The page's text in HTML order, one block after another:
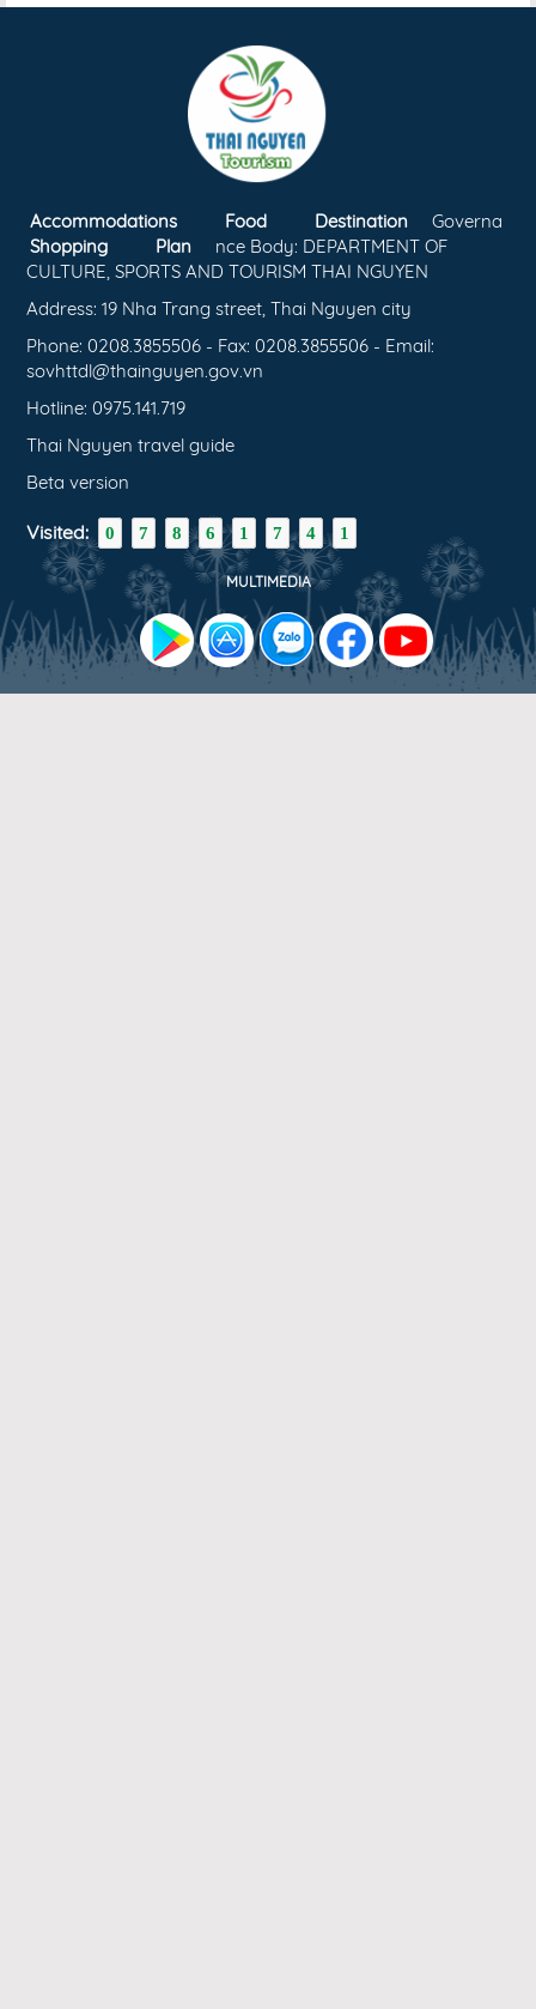
Accommodations Food
Destination
Shopping
Plan
Governa
nce Body: DEPARTMENT OF
CULTURE, SPORTS AND TOURISM THAI NGUYEN
Address: 19 Nha Trang street, Thai Nguyen city
Phone: 0208.3855506 - Fax: 0208.3855506 - Email:
sovhttdl@thainguyen.gov.vn
Hotline: 0975.141.719
Thai Nguyen travel guide
Beta version
Visited: 0 7 8 6 1 7 4 1
MULTIMEDIA